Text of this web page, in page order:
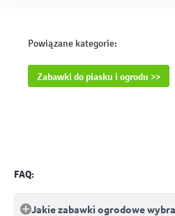
Powiązane kategorie:
Zabawki do piasku i ogrodu >>
FAQ:
Jakie zabawki ogrodowe